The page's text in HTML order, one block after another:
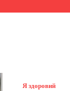
Я здоровий